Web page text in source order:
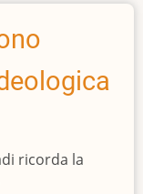
ricorda la